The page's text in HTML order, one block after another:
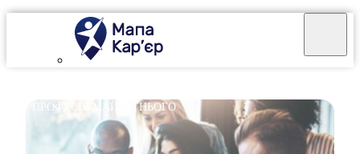
ПРОФЕСІЯ МАЙБУТНЬОГО